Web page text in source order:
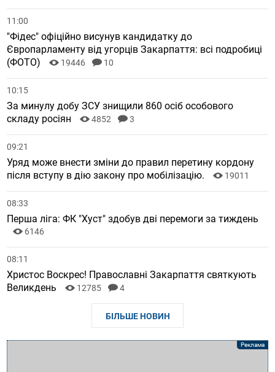
11:00
"Фідес" офіційно висунув кандидатку до
Європарламенту від угорців Закарпаття: всі подробиці
(ФОТО)
19446 10
10:15
За минулу добу ЗСУ знищили 860 осіб особового
складу росіян
4852 3
09:21
Уряд може внести зміни до правил перетину кордону
після вступу в дію закону про мобілізацію.
19011
08:33
Перша ліга: ФК "Хуст" здобув дві перемоги за тиждень
6146
08:11
Христос Воскрес! Православні Закарпаття святкують
Великдень
12785 4
БІЛЬШЕ НОВИН